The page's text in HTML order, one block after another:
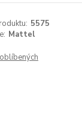
5575
Mattel